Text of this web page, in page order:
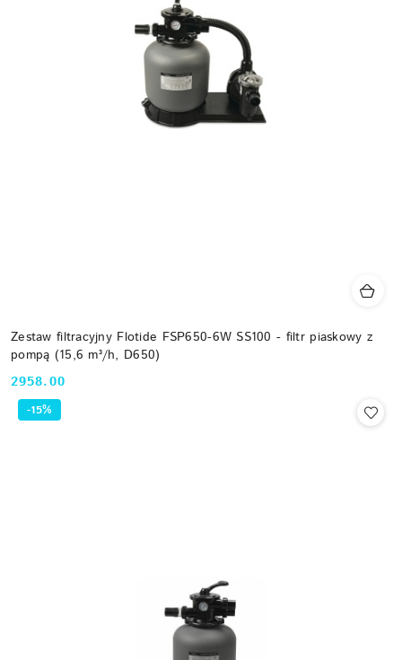
Zestaw filtracyjny Flotide FSP650-6W SS100 - filtr piaskowy z
pompą (15,6 m³/h, D650)
Cena:
2958.00
-15%